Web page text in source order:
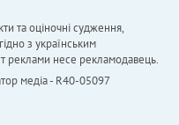
та оціночні судження,
з українським
реклами несе рекламодавець.
медіа - R40-05097